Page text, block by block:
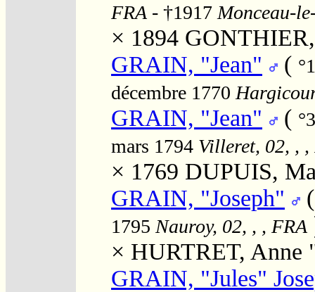
FRA - †1917 Monceau-
× 1894
GRAIN, "Jean"
(
décembre 1770
GRAIN, "Jean" (
mars 1794 Villeret, 02, , ,
× 1769 DUPUIS,
GRAIN, "Joseph"
1795 Nauroy, 02, , , FRA
× HURTRET, Anne
GRAIN, "Jules"